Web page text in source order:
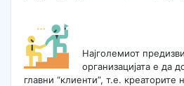
Најголемиот
организацијата е да
главни “клиенти”, т.е. креаторите